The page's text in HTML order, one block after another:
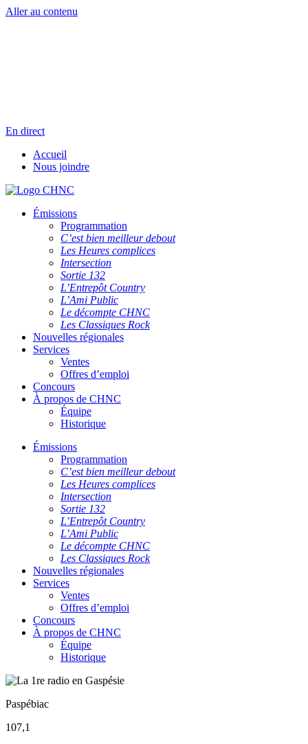
Aller au contenu
En direct
Accueil
Nous joindre
Émissions
Programmation
C’est bien meilleur debout
Les Heures complices
Intersection
Sortie 132
L’Entrepôt Country
L’Ami Public
Le décompte CHNC
Les Classiques Rock
Nouvelles régionales
Services
Ventes
Offres d’emploi
Concours
À propos de CHNC
Équipe
Historique
Émissions
Programmation
C’est bien meilleur debout
Les Heures complices
Intersection
Sortie 132
L’Entrepôt Country
L’Ami Public
Le décompte CHNC
Les Classiques Rock
Nouvelles régionales
Services
Ventes
Offres d’emploi
Concours
À propos de CHNC
Équipe
Historique
Paspébiac
107,1